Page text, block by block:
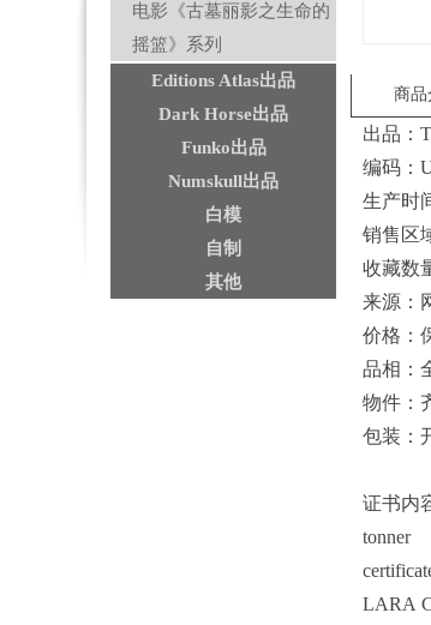
电影《古墓丽影之生命的
摇篮》系列
Editions Atlas出品
Dark Horse出品
Funko出品
Numskull出品
白模
自制
其他
商品
出品：
编码：
生产时
销售区
收藏数
来源：
价格：
品相：
物件：
包装：
证书内
tonner
LARA